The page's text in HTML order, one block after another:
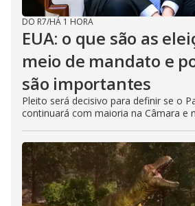
DO R7/HÁ 1 HORA
EUA: o que são as
meio de mandato e
são importantes
Pleito será decisivo para definir se o
continuará com maioria na Câmara e